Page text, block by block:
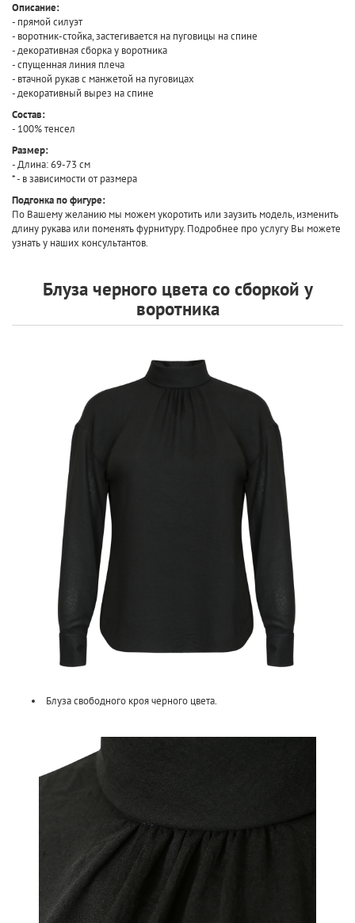
Описание:
- прямой силуэт
- воротник-стойка, застегивается на пуговицы на спине
- декоративная сборка у воротника
- спущенная линия плеча
- втачной рукав с манжетой на пуговицах
- декоративный вырез на спине
Состав:
- 100% тенсел
Размер:
- Длина: 69-73 см
* - в зависимости от размера
Подгонка по фигуре:
По Вашему желанию мы можем укоротить или заузить модель, изменить
длину рукава или поменять фурнитуру. Подробнее про услугу Вы можете
узнать у наших консультантов.
Блуза черного цвета со сборкой у
воротника
Блуза свободного кроя черного цвета.